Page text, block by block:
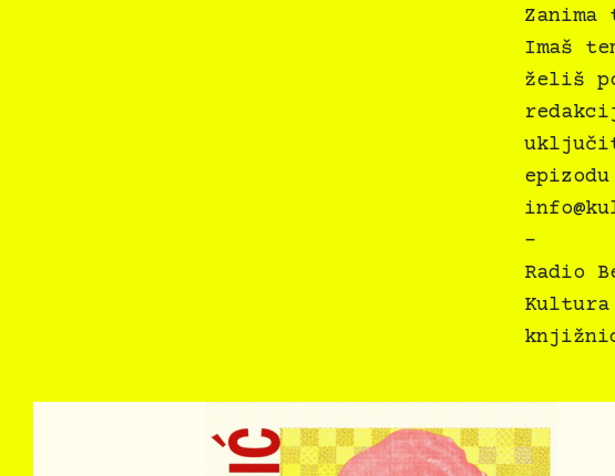
Imaš
želiš
–
Radio
Kultura